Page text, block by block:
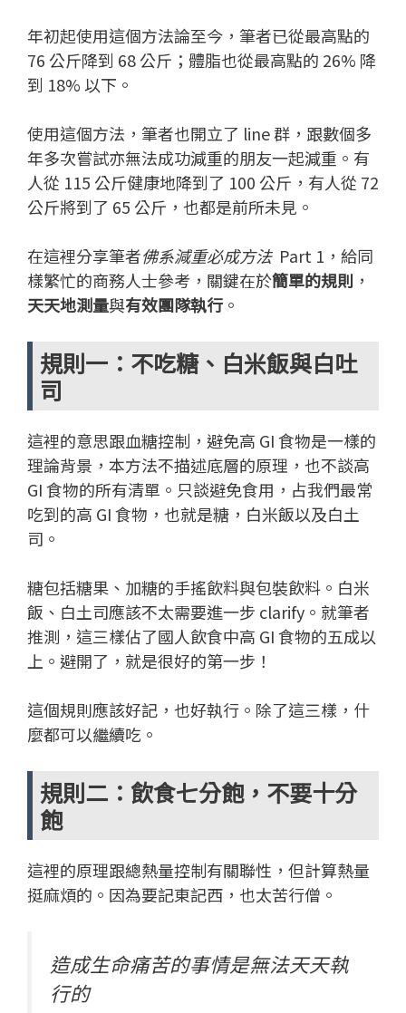
年初起使用這個方法論至今，筆者已從最高點的
76 公斤降到 68 公斤；體脂也從最高點的 26% 降
到 18% 以下。
使用這個方法，筆者也開立了 line 群，跟數個多
年多次嘗試亦無法成功減重的朋友一起減重。有
人從 115 公斤健康地降到了 100 公斤，有人從 72
公斤將到了 65 公斤，也都是前所未見。
在這裡分享筆者佛系減重必成方法 Part 1，給同
樣繁忙的商務人士參考，關鍵在於簡單的規則 ，
天天地測量與有效團隊執行 。
規則一：不吃糖、白米飯與白吐
司
這裡的意思跟血糖控制，避免高 GI 食物是一樣的
理論背景，本方法不描述底層的原理，也不談高
GI 食物的所有清單。只談避免食用，占我們最常
吃到的高 GI 食物，也就是糖，白米飯以及白土
司。
糖包括糖果、加糖的手搖飲料與包裝飲料。白米
飯、白土司應該不太需要進一步 clarify。就筆者
推測，這三樣佔了國人飲食中高 GI 食物的五成以
上。避開了，就是很好的第一步！
這個規則應該好記，也好執行。除了這三樣，什
麼都可以繼續吃。
規則二：飲食七分飽，不要十分
飽
這裡的原理跟總熱量控制有關聯性，但計算熱量
挺麻煩的。因為要記東記西，也太苦行僧。
造成生命痛苦的事情是無法天天執
行的